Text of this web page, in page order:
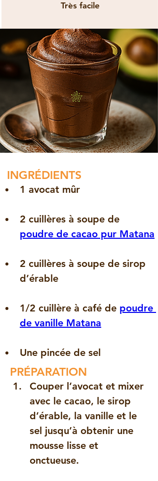
Très facile
INGRÉDIENTS
1 avocat mûr
2 cuillères à soupe de
poudre de cacao pur Matana
2 cuillères à soupe de sirop
d’érable
1/2 cuillère à café de poudre
de vanille Matana
Une pincée de sel
PRÉPARATION
Couper l’avocat et mixer
avec le cacao, le sirop
d’érable, la vanille et le
sel jusqu’à obtenir une
mousse lisse et
onctueuse.